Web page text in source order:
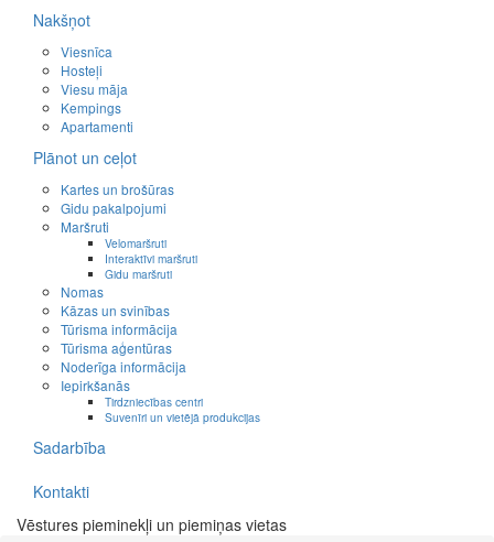
Nakšņot
Viesnīca
Hosteļi
Viesu māja
Kempings
Apartamenti
Plānot un ceļot
Kartes un brošūras
Gidu pakalpojumi
Maršruti
Velomaršruti
Interaktīvi maršruti
Gidu maršruti
Nomas
Kāzas un svinības
Tūrisma informācija
Tūrisma aģentūras
Noderīga informācija
Iepirkšanās
Tirdzniecības centri
Suvenīri un vietējā produkcijas
Sadarbība
Kontakti
Vēstures pieminekļi un piemiņas vietas